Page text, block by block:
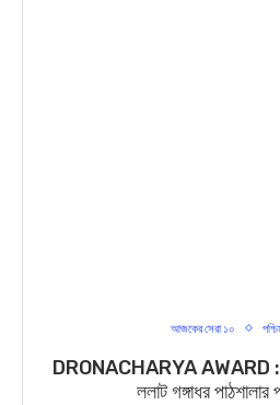
আজকের সেরা ১০
DRONACHARYA AWARD :
ললাট গঙ্গাধর পাঠশালার